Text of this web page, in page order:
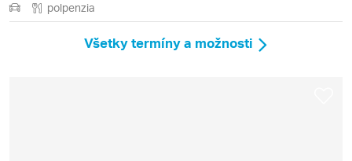
polpenzia
Všetky termíny a možnosti